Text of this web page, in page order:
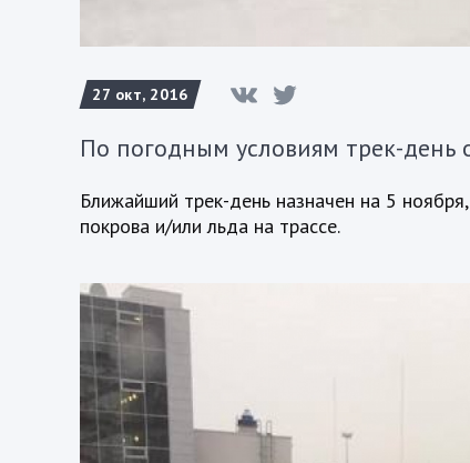
27 окт, 2016
По погодным условиям трек-день
Ближайший трек-день назначен на 5
покрова и/или льда на трассе.